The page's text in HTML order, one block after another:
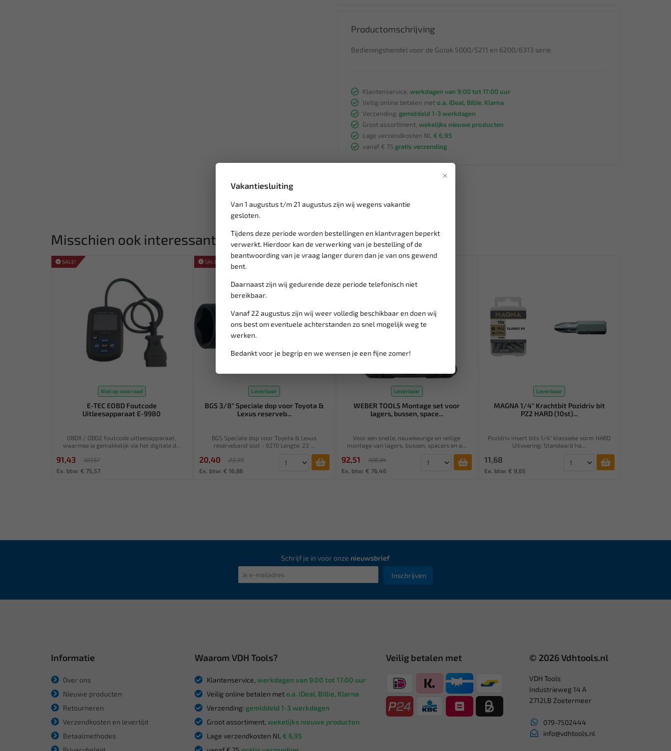
×
Vakantiesluiting
Van 1 augustus t/m 21 augustus zijn wij wegens vakantie
gesloten.
Tijdens deze periode worden bestellingen en klantvragen beperkt
verwerkt. Hierdoor kan de verwerking van je bestelling of de
beantwoording van je vraag langer duren dan je van ons gewend
bent.
Daarnaast zijn wij gedurende deze periode telefonisch niet
bereikbaar.
Vanaf 22 augustus zijn wij weer volledig beschikbaar en doen wij
ons best om eventuele achterstanden zo snel mogelijk weg te
werken.
Bedankt voor je begrip en we wensen je een fijne zomer!
Productomschrijving
Bedieningshendel voor de GoJak 5000/5211 en 6200/6313 serie.
Klantenservice, werkdagen van 9:00 tot 17:00 uur
Veilig online betalen met o.a. iDeal, Billie, Klarna
Verzending: gemiddeld 1-3 werkdagen
Groot assortiment, wekelijks nieuwe producten
Lage verzendkosten NL € 6,95
vanaf € 75 gratis verzending
Misschien ook interessant:
SALE!
Niet op voorraad
E-TEC EOBD Foutcode
Uitleesapparaat E-9980
OBDII / OBD2 foutcode uitleesapparaat,
waarmee je gemakkelijk via het digitale d...
91,43
107,57
Ex. btw: € 75,57
SALE!
Leverbaar
BGS 3/8" Speciale dop voor Toyota &
Lexus reserveb...
BGS Speciale dop voor Toyota & Lexus
reserveband slot - 9270 Lengte: 23 ...
20,40
23,99
Ex. btw: € 16,86
Leverbaar
WEBER TOOLS Montage set voor
lagers, bussen, space...
Voor een snelle, nauwkeurige en veilige
montage van lagers, bussen, spacers en a...
92,51
108,84
Ex. btw: € 76,46
Leverbaar
MAGNA 1/4" Krachtbit Pozidriv bit
PZ2 HARD (10st)...
Pozidriv insert bits 1/4” klassieke vorm HARD
Uitvoering: Standaard ha...
11,68
Ex. btw: € 9,65
Schrijf je in voor onze nieuwsbrief
Inschrijven
Informatie
Over ons
Nieuwe producten
Retourneren
Verzendkosten en levertijd
Betaalmethodes
Waarom VDH Tools?
Klantenservice, werkdagen van 9:00 tot 17:00 uur
Veilig online betalen meto.a. iDeal, Billie, Klarna
Verzending: gemiddeld 1-3 werkdagen
Groot assortiment, wekelijks nieuwe producten
Lage verzendkosten NL € 6,95
Veilig betalen met © 2026 Vdhtools.nl
VDH Tools
Industrieweg 14 A
2712LB Zoetermeer
079-7502444
info@vdhtools.nl